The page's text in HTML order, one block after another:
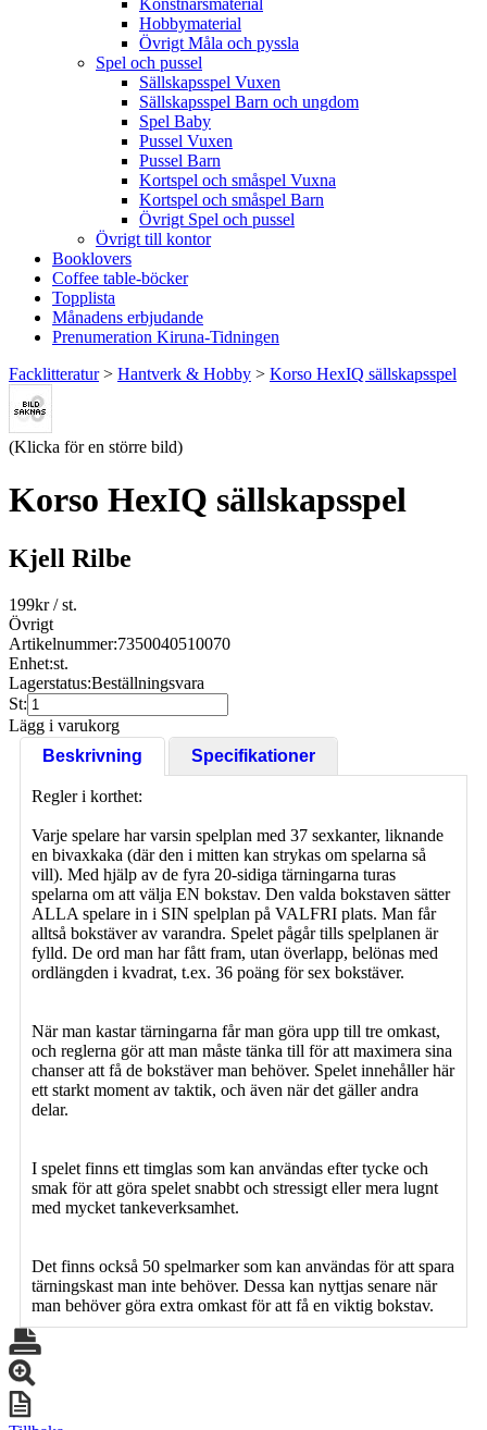
Konstnärsmaterial
Hobbymaterial
Övrigt Måla och pyssla
Spel och pussel
Sällskapsspel Vuxen
Sällskapsspel Barn och ungdom
Spel Baby
Pussel Vuxen
Pussel Barn
Kortspel och småspel Vuxna
Kortspel och småspel Barn
Övrigt Spel och pussel
Övrigt till kontor
Booklovers
Coffee table-böcker
Topplista
Månadens erbjudande
Prenumeration Kiruna-Tidningen
Facklitteratur> Hantverk & Hobby > Korso HexIQ sällskapsspel
(Klicka för en större bild)
Korso HexIQ sällskapsspel
Kjell Rilbe
199kr/ st.
Övrigt
Artikelnummer:7350040510070
Enhet:st.
Lagerstatus:Beställningsvara
St:
Lägg i varukorg
Beskrivning
Specifikationer
Regler i korthet:
Varje spelare har varsin spelplan med 37 sexkanter, liknande
en bivaxkaka (där den i mitten kan strykas om spelarna så
vill). Med hjälp av de fyra 20-sidiga tärningarna turas
spelarna om att välja EN bokstav. Den valda bokstaven sätter
ALLA spelare in i SIN spelplan på VALFRI plats. Man får
alltså bokstäver av varandra. Spelet pågår tills spelplanen är
fylld. De ord man har fått fram, utan överlapp, belönas med
ordlängden i kvadrat, t.ex. 36 poäng för sex bokstäver.
När man kastar tärningarna får man göra upp till tre omkast,
och reglerna gör att man måste tänka till för att maximera sina
chanser att få de bokstäver man behöver. Spelet innehåller här
ett starkt moment av taktik, och även när det gäller andra
delar.
I spelet finns ett timglas som kan användas efter tycke och
smak för att göra spelet snabbt och stressigt eller mera lugnt
med mycket tankeverksamhet.
Det finns också 50 spelmarker som kan användas för att spara
tärningskast man inte behöver. Dessa kan nyttjas senare när
man behöver göra extra omkast för att få en viktig bokstav.